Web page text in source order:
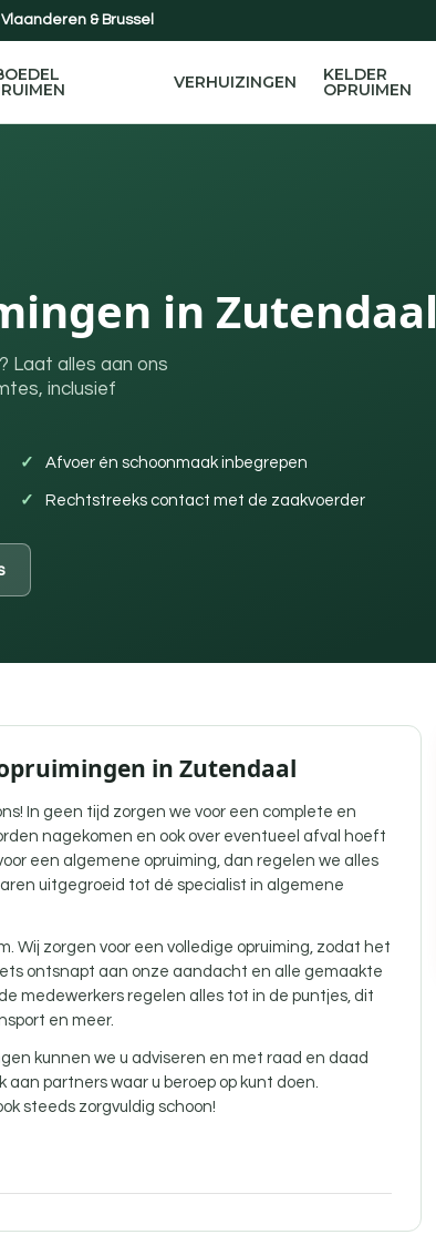
Vlaanderen & Brussel
VERHUIZINGEN KELDER
OPRUIMEN
in Zutendaal
Laat alles aan ons
inclusief
Afvoer én schoonmaak inbegrepen
Rechtstreeks contact met de zaakvoerder
in Zutendaal
In geen tijd zorgen we voor een complete en
nagekomen en ook over eventueel afval hoeft
een algemene opruiming, dan regelen we alles
uitgegroeid tot dé specialist in algemene
Wij zorgen voor een volledige opruiming, zodat het
ontsnapt aan onze aandacht en alle gemaakte
medewerkers regelen alles tot in de puntjes, dit
en meer.
kunnen we u adviseren en met raad en daad
aan partners waar u beroep op kunt doen.
steeds zorgvuldig schoon!